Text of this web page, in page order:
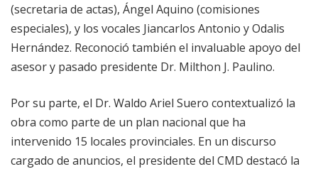
(secretaria de actas), Ángel Aquino (comisiones
especiales), y los vocales Jiancarlos Antonio y Odalis
Hernández. Reconoció también el invaluable apoyo del
asesor y pasado presidente Dr. Milthon J. Paulino.
Por su parte, el Dr. Waldo Ariel Suero contextualizó la
obra como parte de un plan nacional que ha
intervenido 15 locales provinciales. En un discurso
cargado de anuncios, el presidente del CMD destacó la